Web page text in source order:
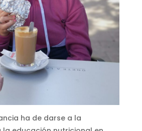
ha de darse a la